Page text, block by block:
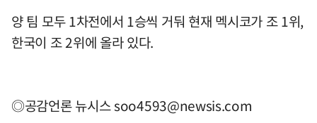
양 팀 모두 1차전에서 1승씩 거둬 현재 멕시코가 조 1위,
한국이 조 2위에 올라 있다.
◎공감언론 뉴시스soo4593@newsis.com